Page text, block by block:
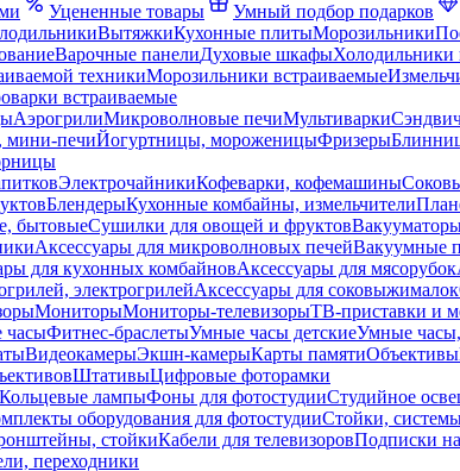
Уцененные товары Умный подбор подарков
ВытяжкиКухонные плитыМорозильники
Варочные панелиДуховые шкафыХолодильники
техникиМорозильники встраиваемые
встраиваемые
АэрогрилиМикроволновые печиМультиварки
мини-печиЙогуртницы, мороженицыФризеры
ЭлектрочайникиКофеварки, кофемашины
БлендерыКухонные комбайны, измельчители
бытовыеСушилки для овощей и фруктов
Аксессуары для микроволновых печейВакуумные
для кухонных комбайновАксессуары для мясорубок
электрогрилейАксессуары для соковыжималок
МониторыМониторы-телевизорыТВ-приставки и
часыФитнес-браслетыУмные часы детскиеУмные
ВидеокамерыЭкшн-камерыКарты памятиОбъективы
ШтативыЦифровые фоторамки
Кольцевые лампыФоны для фотостудииСтудийное
оборудования для фотостудииСтойки,
стойкиКабели для телевизоровПодписки
переходники